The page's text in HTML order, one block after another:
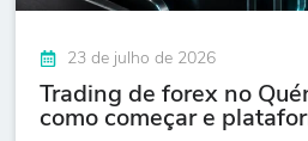
23 de julho de 2026
Trading de forex no
como começar e